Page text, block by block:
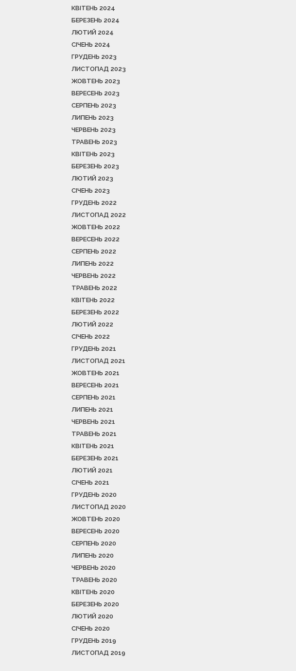
КВІТЕНЬ 2024
БЕРЕЗЕНЬ 2024
ЛЮТИЙ 2024
СІЧЕНЬ 2024
ГРУДЕНЬ 2023
ЛИСТОПАД 2023
ЖОВТЕНЬ 2023
ВЕРЕСЕНЬ 2023
СЕРПЕНЬ 2023
ЛИПЕНЬ 2023
ЧЕРВЕНЬ 2023
ТРАВЕНЬ 2023
КВІТЕНЬ 2023
БЕРЕЗЕНЬ 2023
ЛЮТИЙ 2023
СІЧЕНЬ 2023
ГРУДЕНЬ 2022
ЛИСТОПАД 2022
ЖОВТЕНЬ 2022
ВЕРЕСЕНЬ 2022
СЕРПЕНЬ 2022
ЛИПЕНЬ 2022
ЧЕРВЕНЬ 2022
ТРАВЕНЬ 2022
КВІТЕНЬ 2022
БЕРЕЗЕНЬ 2022
ЛЮТИЙ 2022
СІЧЕНЬ 2022
ГРУДЕНЬ 2021
ЛИСТОПАД 2021
ЖОВТЕНЬ 2021
ВЕРЕСЕНЬ 2021
СЕРПЕНЬ 2021
ЛИПЕНЬ 2021
ЧЕРВЕНЬ 2021
ТРАВЕНЬ 2021
КВІТЕНЬ 2021
БЕРЕЗЕНЬ 2021
ЛЮТИЙ 2021
СІЧЕНЬ 2021
ГРУДЕНЬ 2020
ЛИСТОПАД 2020
ЖОВТЕНЬ 2020
ВЕРЕСЕНЬ 2020
СЕРПЕНЬ 2020
ЛИПЕНЬ 2020
ЧЕРВЕНЬ 2020
ТРАВЕНЬ 2020
КВІТЕНЬ 2020
БЕРЕЗЕНЬ 2020
ЛЮТИЙ 2020
СІЧЕНЬ 2020
ГРУДЕНЬ 2019
ЛИСТОПАД 2019